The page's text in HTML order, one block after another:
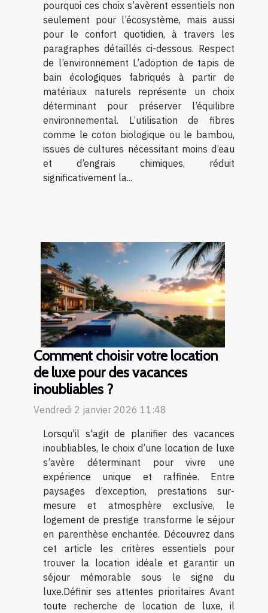
pourquoi ces choix s’avèrent essentiels non
seulement pour l’écosystème, mais aussi
pour le confort quotidien, à travers les
paragraphes détaillés ci-dessous. Respect
de l’environnement L’adoption de tapis de
bain écologiques fabriqués à partir de
matériaux naturels représente un choix
déterminant pour préserver l’équilibre
environnemental. L’utilisation de fibres
comme le coton biologique ou le bambou,
issues de cultures nécessitant moins d’eau
et d’engrais chimiques, réduit
significativement la...
Comment choisir votre location
de luxe pour des vacances
inoubliables ?
Vendredi 2 janvier 2026 11:48
Lorsqu'il s'agit de planifier des vacances
inoubliables, le choix d’une location de luxe
s’avère déterminant pour vivre une
expérience unique et raffinée. Entre
paysages d’exception, prestations sur-
mesure et atmosphère exclusive, le
logement de prestige transforme le séjour
en parenthèse enchantée. Découvrez dans
cet article les critères essentiels pour
trouver la location idéale et garantir un
séjour mémorable sous le signe du
luxe.Définir ses attentes prioritaires Avant
toute recherche de location de luxe, il